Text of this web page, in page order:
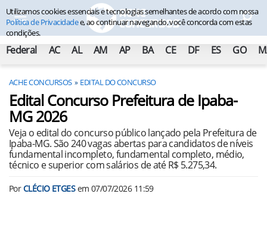
Federal AC AL AM AP BA CE DF ES GO
ACHE CONCURSOS EDITAL DO CONCURSO
Edital Concurso Prefeitura de Ipaba-
MG 2026
Veja o edital do concurso público lançado pela Prefeitura de
Ipaba-MG. São 240 vagas abertas para candidatos de níveis
fundamental incompleto, fundamental completo, médio,
técnico e superior com salários de até R$ 5.275,34.
PorCLÉCIO ETGESem 07/07/2026 11:59
Utilizamos cookies essenciais e tecnologias semelhantes de acordo com nossa
Política de Privacidadee, ao continuar navegando, você concorda com estas
condições.